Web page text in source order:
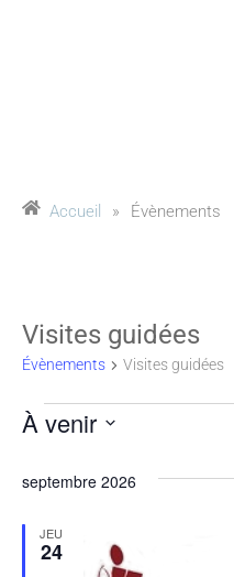
Accueil » Évènements
Visites guidées
Évènements Visites guidées
À venir
une
septembre 2026
JEU
24